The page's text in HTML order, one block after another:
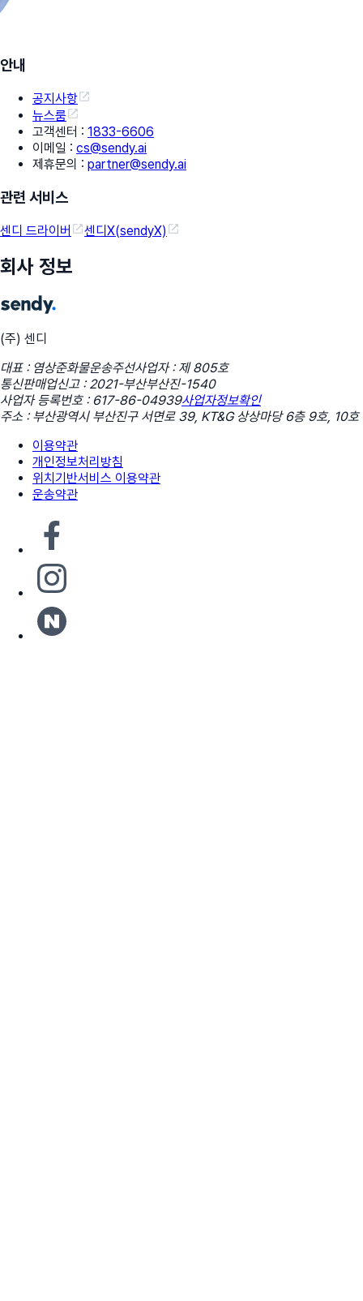
안내
공지사항
뉴스룸
고객센터 : 1833-6606
이메일 : cs@sendy.ai
제휴문의 : partner@sendy.ai
관련 서비스
센디 드라이버 센디X(sendyX)
회사 정보
(주) 센디
대표 : 염상준화물운송주선사업자 : 제 805호
통신판매업신고 : 2021-부산부산진-1540
사업자 등록번호 : 617-86-04939사업자정보확인
주소 : 부산광역시 부산진구 서면로 39, KT&G 상상마당 6층 9호, 10호
이용약관
개인정보처리방침
위치기반서비스 이용약관
운송약관